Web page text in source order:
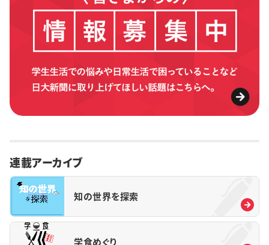
連載アーカイブ
知の世界を探索
学食めぐり